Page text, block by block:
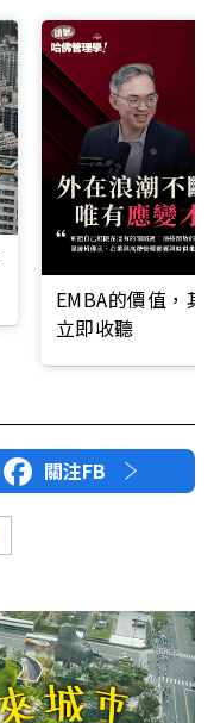
EMBA的價值，
立即收聽
關注FB